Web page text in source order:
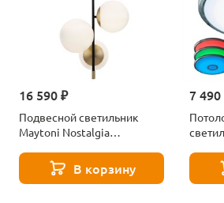
16 590 ₽
Подвесной светильник
Maytoni Nostalgia
В корзину
7 490